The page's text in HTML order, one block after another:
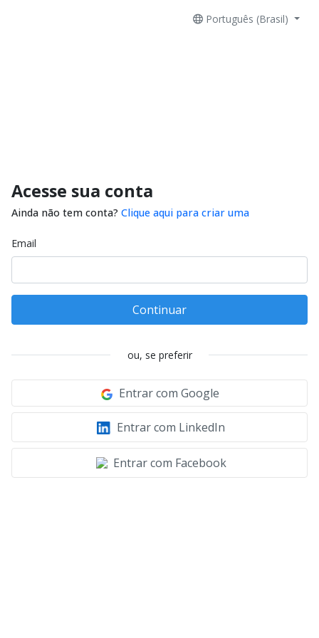
Português (Brasil)
Acesse sua conta
Ainda não tem conta? Clique aqui para criar uma
Email
Continuar
ou, se preferir
Entrar com Google
Entrar com LinkedIn
Entrar com Facebook